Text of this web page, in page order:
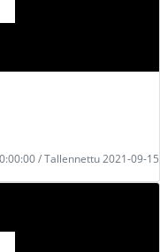
/ Tallennettu 2021-09-15